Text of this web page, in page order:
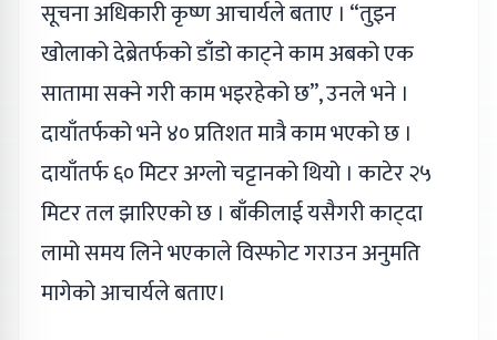
सूचना अधिकारी कृष्ण आचार्यले बताए । “तुइन
खोलाको देब्रेतर्फको डाँडो काट्ने काम अबको एक
सातामा सक्ने गरी काम भइरहेको छ”, उनले भने ।
दायाँतर्फको भने ४० प्रतिशत मात्रै काम भएको छ ।
दायाँतर्फ ६० मिटर अग्लो चट्टानको थियो । काटेर २५
मिटर तल झारिएको छ । बाँकीलाई यसैगरी काट्दा
लामो समय लिने भएकाले विस्फोट गराउन अनुमति
मागेको आचार्यले बताए।